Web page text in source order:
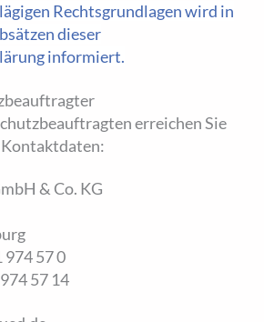
Rechtsgrundlagen wird in
dieser
informiert.
erreichen Sie
& Co. KG
57 0
57 14